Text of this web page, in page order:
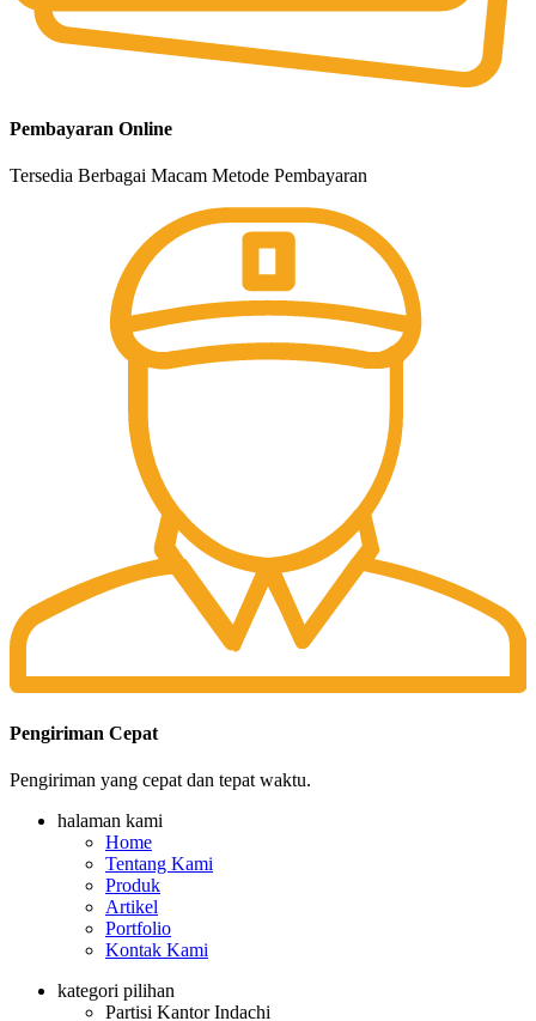
Pembayaran Online
Tersedia Berbagai Macam Metode Pembayaran
Pengiriman Cepat
Pengiriman yang cepat dan tepat waktu.
halaman kami
Home
Tentang Kami
Produk
Artikel
Portfolio
Kontak Kami
kategori pilihan
Partisi Kantor Indachi